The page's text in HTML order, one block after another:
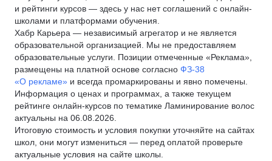
и рейтинги курсов — здесь у нас нет соглашений с онлайн-
школами и платформами обучения.
Хабр Карьера — независимый агрегатор и не является
образовательной организацией. Мы не предоставляем
образовательные услуги. Позиции отмеченные «Реклама»,
размещены на платной основе согласно ФЗ-38
«О рекламе» и всегда промаркированы и явно помечены.
Информация о ценах и программах, а также текущем
рейтинге онлайн-курсов по тематике Ламинирование волос
актуальны на 06.08.2026.
Итоговую стоимость и условия покупки уточняйте на сайтах
школ, они могут измениться — перед оплатой проверьте
актуальные условия на сайте школы.